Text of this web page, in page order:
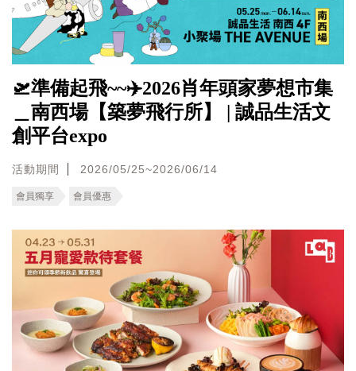
🛫準備起飛~~✈️2026肖年頭家夢想市集
＿南西場【築夢飛行所】 | 誠品生活文
創平台expo
活動期間 2026/05/25~2026/06/14
會員獨享 會員優惠